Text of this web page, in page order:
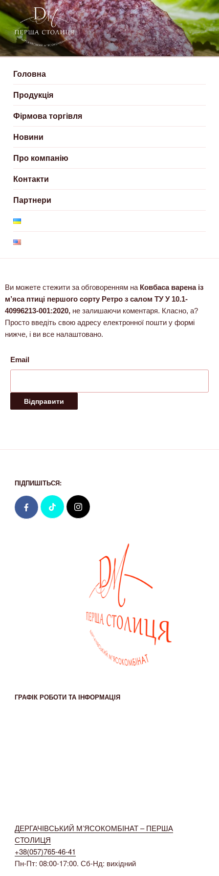
ДЕРГАЧІВСЬКИЙ М’ЯСОКОМБІНАТ
– ПЕРША СТОЛИЦЯ
Створюємо смачні м'ясні продукти
Головна
Продукція
Фірмова торгівля
Новини
Про компанію
Контакти
Партнери
Ви можете стежити за обговоренням на Ковбаса варена із
м’яса птиці першого сорту Ретро з салом ТУ У 10.1-
40996213-001:2020, не залишаючи коментаря. Класно, а?
Просто введіть свою адресу електронної пошти у формі
нижче, і ви все налаштовано.
Email
ПІДПИШІТЬСЯ:
ГРАФІК РОБОТИ ТА ІНФОРМАЦІЯ
ДЕРГАЧІВСЬКИЙ М’ЯСОКОМБІНАТ – ПЕРША
СТОЛИЦЯ
+38(057)765-46-41
Пн-Пт: 08:00-17:00. Сб-Нд: вихідний